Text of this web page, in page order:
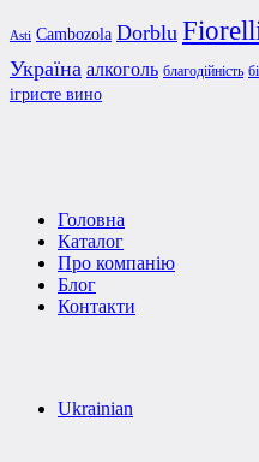
Asti Cambozola Dorblu
Україна алкоголь благодійність
ігристе вино
Головна
Каталог
Про компанію
Блог
Контакти
Ukrainian